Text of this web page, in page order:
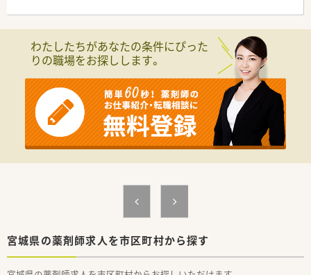
わたしたちがあなたの条件にぴった
りの職場をお探しします。
宮城県の薬剤師求人を市区町村から探す